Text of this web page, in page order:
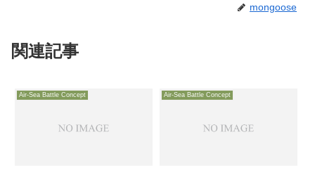
mongoose
関連記事
Air-Sea Battle Concept Air-Sea Battle Concept